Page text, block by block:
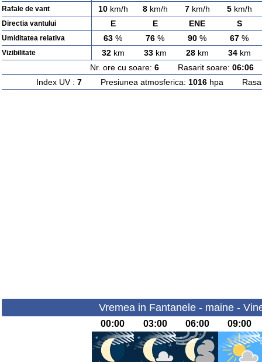
Rafale de vant 10km/h 8km/h 7km/h 5km/h
Directia vantului E E ENE S
Umiditatea relativa 63 % 76 % 90 % 67 %
Vizibilitate 32km 33km 28km 34km
Nr. ore cu soare: 6Rasarit soare: 06:06
Index UV : 7Presiunea atmosferica: 1016hpa
Vremea in Fantanele - maine -
00:00 03:00 06:00 09:00